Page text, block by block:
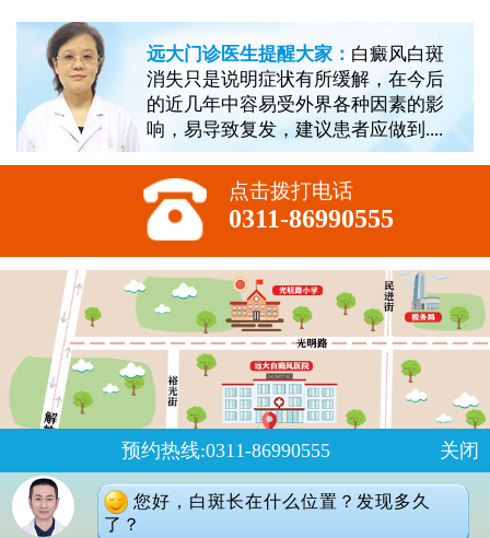
远大门诊医生提醒大家： 白癜风白斑
消失只是说明症状有所缓解，在今后
的近几年中容易受外界各种因素的影
响，易导致复发，建议患者应做到....
点击拨打电话
0311-86990555
预约热线:0311-86990555 关闭
您好，白斑长在什么位置？发现多久
了？